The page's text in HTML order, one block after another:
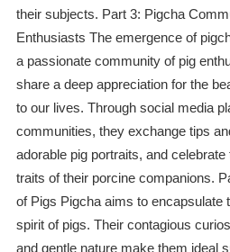
their subjects. Part 3: Pigcha
Enthusiasts The emergence of
a passionate community of pig
share a deep appreciation for the
to our lives. Through social media
communities, they exchange tips
adorable pig portraits, and
traits of their porcine companions.
of Pigs Pigcha aims to encapsulate
spirit of pigs. Their contagious
and gentle nature make them ideal